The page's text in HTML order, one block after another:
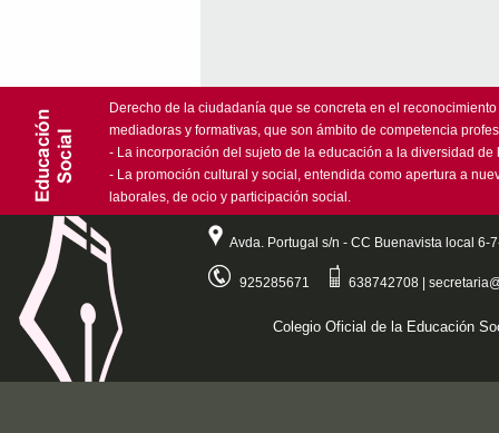
Derecho de la ciudadanía que se concreta en el
mediadoras y formativas, que son ámbito de competencia
- La incorporación del sujeto de la educación a la diversidad
- La promoción cultural y social, entendida como apertura a
laborales, de ocio y participación social.
Avda. Portugal s/n - CC Buenavista local 6-
925285671 638742708 |
Colegio Oficial de la Educación